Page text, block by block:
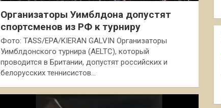
Организаторы Уимблдона допустят
спортсменов из РФ к турниру
Фото: TASS/EPA/KIERAN GALVIN Организаторы
Уимблдонского турнира (AELTC), который
проводится в Британии, допустят российских и
белорусских теннисистов…